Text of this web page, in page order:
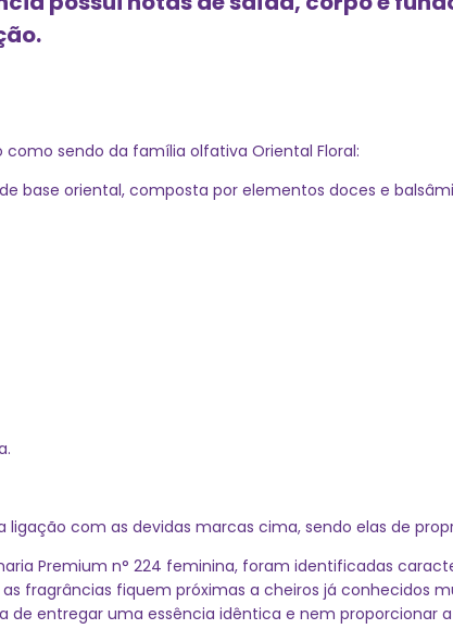
sendo da família olfativa Oriental Floral:
base oriental, composta por elementos doces e
ligação com as devidas marcas cima, sendo elas de
Premium n° 224 feminina, foram identificadas
as fragrâncias fiquem próximas a cheiros já conhecidos
de entregar uma essência idêntica e nem proporcionar